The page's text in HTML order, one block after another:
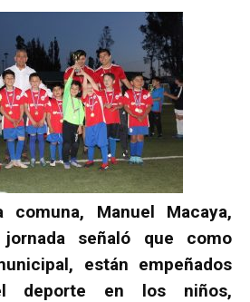
Manuel Macaya,
señaló que como
están empeñados
deporte en los niños,